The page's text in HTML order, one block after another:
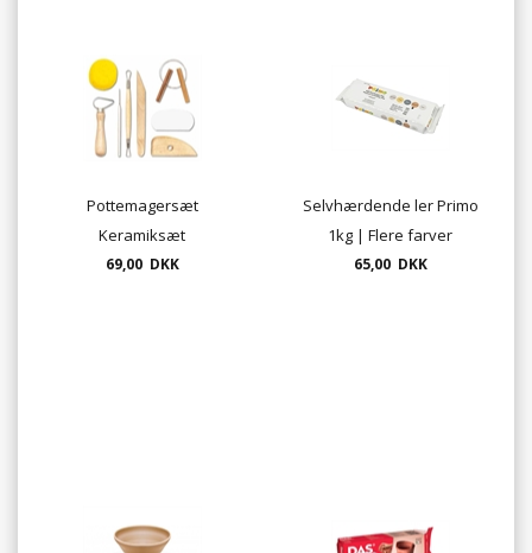
Pottemagersæt
Keramiksæt
Modelleringssæt 8 dele
69,00 DKK
Selvhærdende ler Primo
1kg | Flere farver
65,00 DKK